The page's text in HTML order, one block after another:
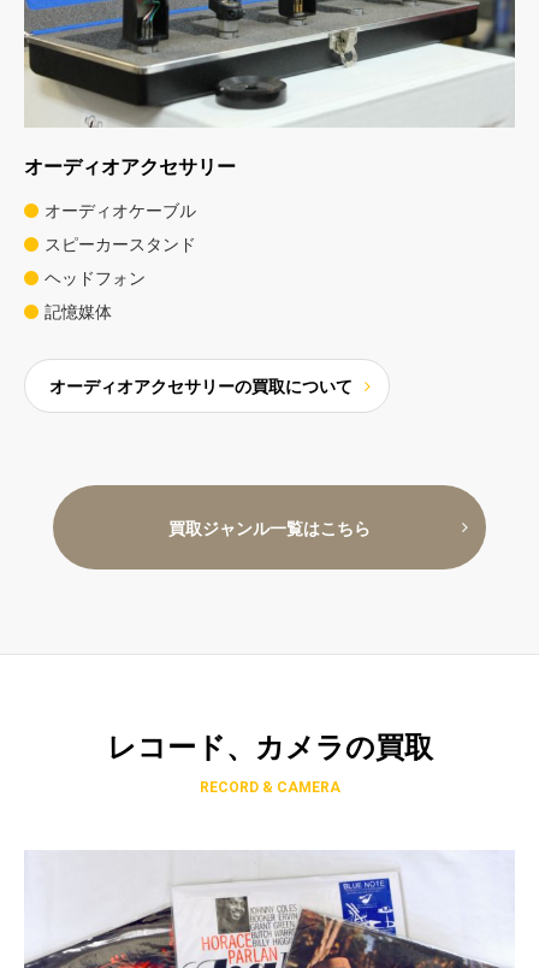
オーディオアクセサリー
オーディオケーブル
スピーカースタンド
ヘッドフォン
記憶媒体
オーディオアクセサリーの買取について
買取ジャンル一覧はこちら
レコード、カメラの買取
RECORD & CAMERA